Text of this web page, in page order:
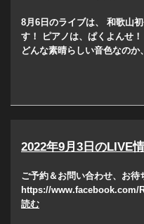
8月6日のライブは、 和歌山
す！ ピアノは、ぱくよんせ
どんな素晴らしい音色なのか
2022年9月3日のLIVE
ご予約＆お問い合わせ、お待
https://www.facebook.com/
読む